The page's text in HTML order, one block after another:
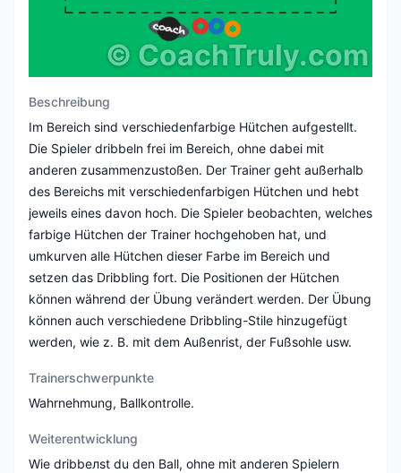
© CoachTruly.com
Beschreibung
Im Bereich sind verschiedenfarbige Hütchen aufgestellt.
Die Spieler dribbeln frei im Bereich, ohne dabei mit
anderen zusammenzustoßen. Der Trainer geht außerhalb
des Bereichs mit verschiedenfarbigen Hütchen und hebt
jeweils eines davon hoch. Die Spieler beobachten, welches
farbige Hütchen der Trainer hochgehoben hat, und
umkurven alle Hütchen dieser Farbe im Bereich und
setzen das Dribbling fort. Die Positionen der Hütchen
können während der Übung verändert werden. Der Übung
können auch verschiedene Dribbling-Stile hinzugefügt
werden, wie z. B. mit dem Außenrist, der Fußsohle usw.
Trainerschwerpunkte
Wahrnehmung, Ballkontrolle.
Weiterentwicklung
Wie dribbелst du den Ball, ohne mit anderen Spielern